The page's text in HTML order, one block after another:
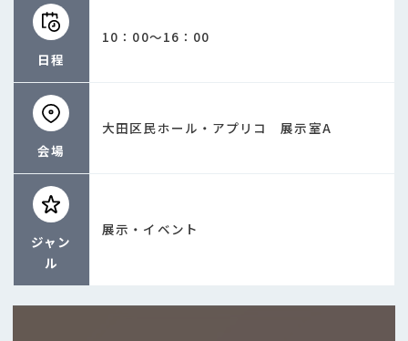
日程
10：00～16：00
会場
大田区民ホール・アプリコ 展示室A
ジャン
ル
展示・イベント